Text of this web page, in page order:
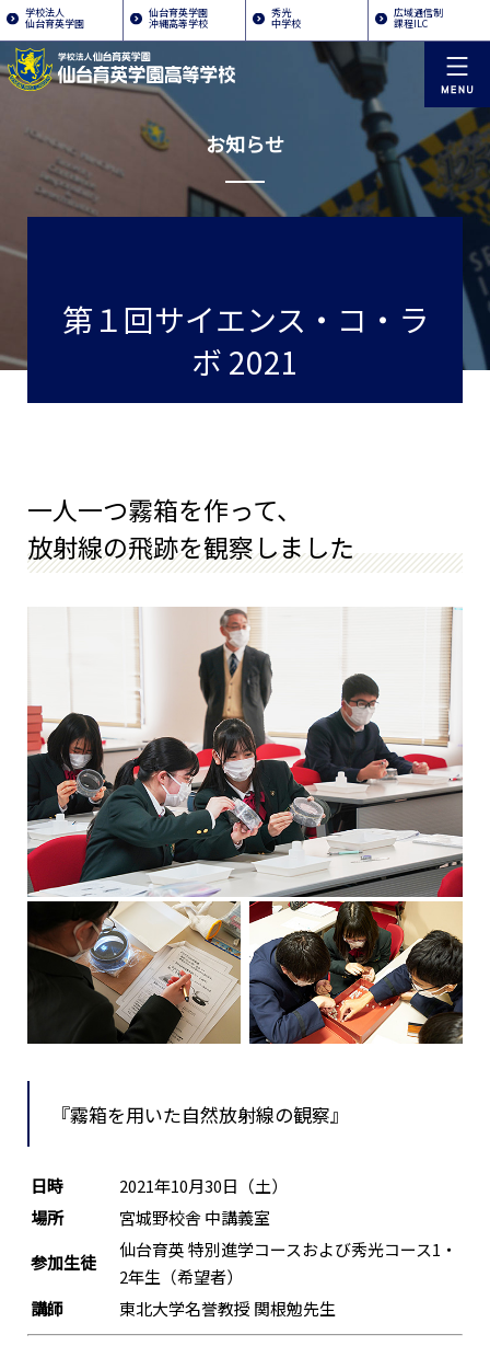
学校法人
仙台育英学園
仙台育英学園
沖縄高等学校
秀光
中学校
広域通信制
課程ILC
お知らせ
第１回サイエンス・コ・ラ
ボ 2021
一人一つ霧箱を作って、
放射線の飛跡を観察しました
『霧箱を用いた自然放射線の観察』
日時
2021年10月30日（土）
場所
宮城野校舎 中講義室
参加生徒
仙台育英 特別進学コースおよび秀光コース1・
2年生（希望者）
講師
東北大学名誉教授 関根勉先生